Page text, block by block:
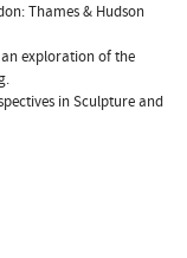
Thames & Hudson
an exploration of the
in Sculpture and